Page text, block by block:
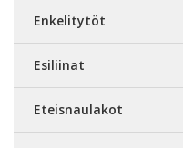
Enkelitytöt
Esiliinat
Eteisnaulakot